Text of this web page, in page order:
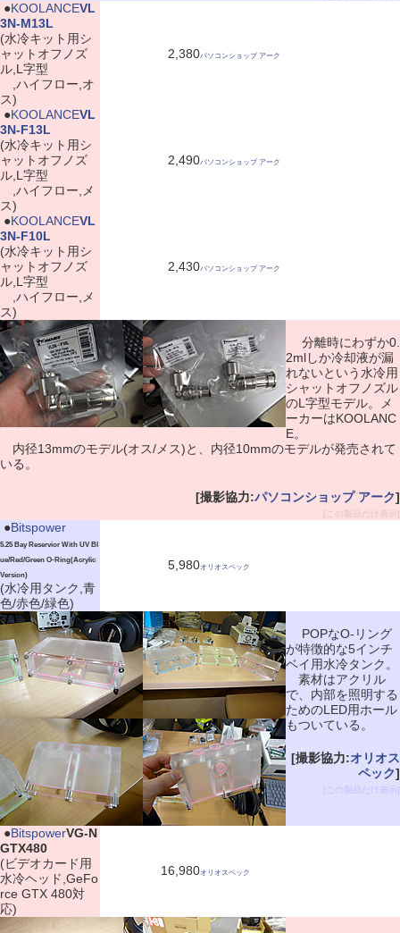
●KOOLANCEVL
3N-M13L
(水冷キット用シ
ャットオフノズ
ル,L字型
,ハイフロー,オ
ス)
2,380パソコンショップ アーク
●KOOLANCEVL
3N-F13L
(水冷キット用シ
ャットオフノズ
ル,L字型
,ハイフロー,メ
ス)
2,490パソコンショップ アーク
●KOOLANCEVL
3N-F10L
(水冷キット用シ
ャットオフノズ
ル,L字型
,ハイフロー,メ
ス)
2,430パソコンショップ アーク
分離時にわずか0.
2mlしか冷却液が漏
れないという水冷用
シャットオフノズル
のL字型モデル。メ
ーカーはKOOLANC
E。
内径13mmのモデル(オス/メス)と、内径10mmのモデルが発売されて
いる。
[撮影協力:パソコンショップ アーク]
[この製品だけ表示]
●Bitspower
5.25 Bay Reservior With UV Bl
ue/Red/Green O-Ring(Acrylic
Version)
(水冷用タンク,青
色/赤色/緑色)
5,980オリオスペック
POPなO-リング
が特徴的な5インチ
ベイ用水冷タンク。
素材はアクリル
で、内部を照明する
ためのLED用ホール
もついている。
[撮影協力:オリオス
ペック]
[この製品だけ表示]
●BitspowerVG-N
GTX480
(ビデオカード用
水冷ヘッド,GeFo
rce GTX 480対
応)
16,980オリオスペック